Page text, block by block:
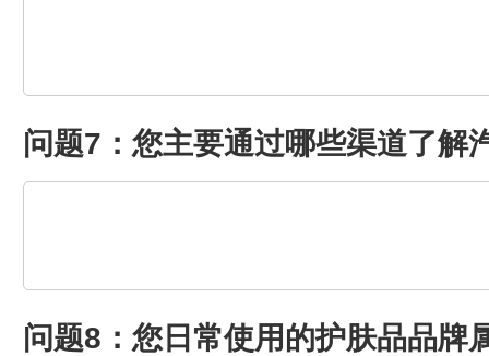
问题7：您主要通过哪些渠道了解
问题8：您日常使用的护肤品品牌